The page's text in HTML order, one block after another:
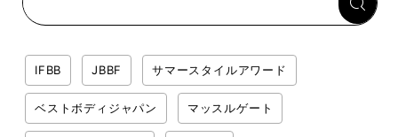
IFBB JBBF サマースタイルアワード
ベストボディジャパン マッスルゲート